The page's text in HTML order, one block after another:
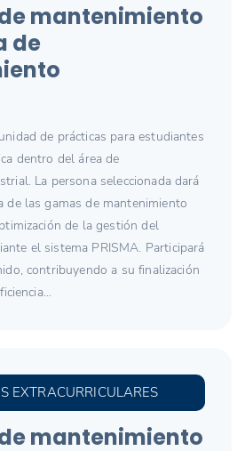
mantenimiento
de
de prácticas para estudiantes
dentro del área de
La persona seleccionada dará
de las gamas de mantenimiento
de la gestión del
el sistema PRISMA. Participará
contribuyendo a su finalización
EXTRACURRICULARES
mantenimiento